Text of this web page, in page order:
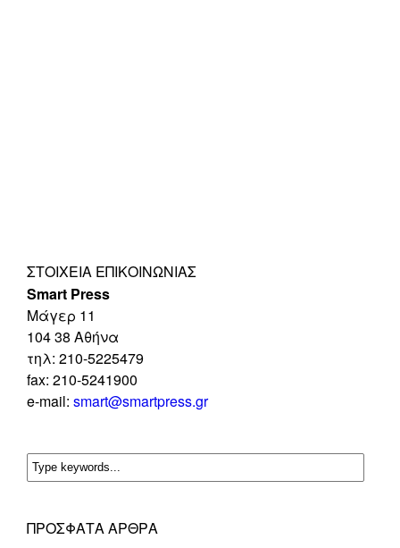
ΣΤΟΙΧΕΊΑ ΕΠΙΚΟΙΝΩΝΊΑΣ
Smart Press
Mάγερ 11
104 38 Αθήνα
τηλ: 210-5225479
fax: 210-5241900
e-mail: smart@smartpress.gr
ΠΡΌΣΦΑΤΑ ΆΡΘΡΑ